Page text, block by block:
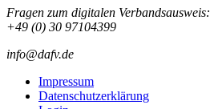
Fragen zum digitalen Verbandsausweis:
+49 (0) 30 97104399
info@dafv.de
Impressum
Datenschutzerklärung